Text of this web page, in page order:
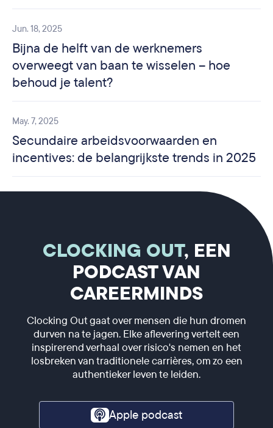
Jun. 18, 2025
Bijna de helft van de werknemers
overweegt van baan te wisselen – hoe
behoud je talent?
May. 7, 2025
Secundaire arbeidsvoorwaarden en
incentives: de belangrijkste trends in 2025
CLOCKING OUT, EEN
PODCAST VAN
CAREERMINDS
Clocking Out gaat over mensen die hun dromen
durven na te jagen. Elke aflevering vertelt een
inspirerend verhaal over risico's nemen en het
losbreken van traditionele carrières, om zo een
authentieker leven te leiden.
Apple podcast